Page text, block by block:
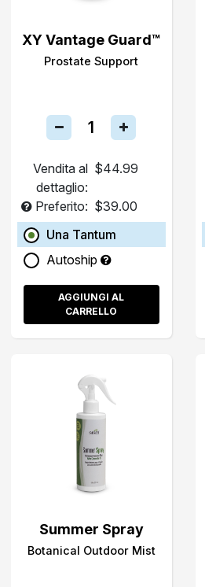
XY Vantage Guard™
Prostate Support
Vendita al
dettaglio:
$44.99
Preferito: $39.00
Una Tantum
Autoship
AGGIUNGI AL
CARRELLO
Summer Spray
Botanical Outdoor Mist